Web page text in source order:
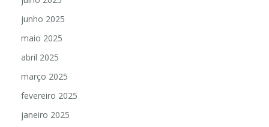
junho 2025
maio 2025
abril 2025
março 2025
fevereiro 2025
janeiro 2025